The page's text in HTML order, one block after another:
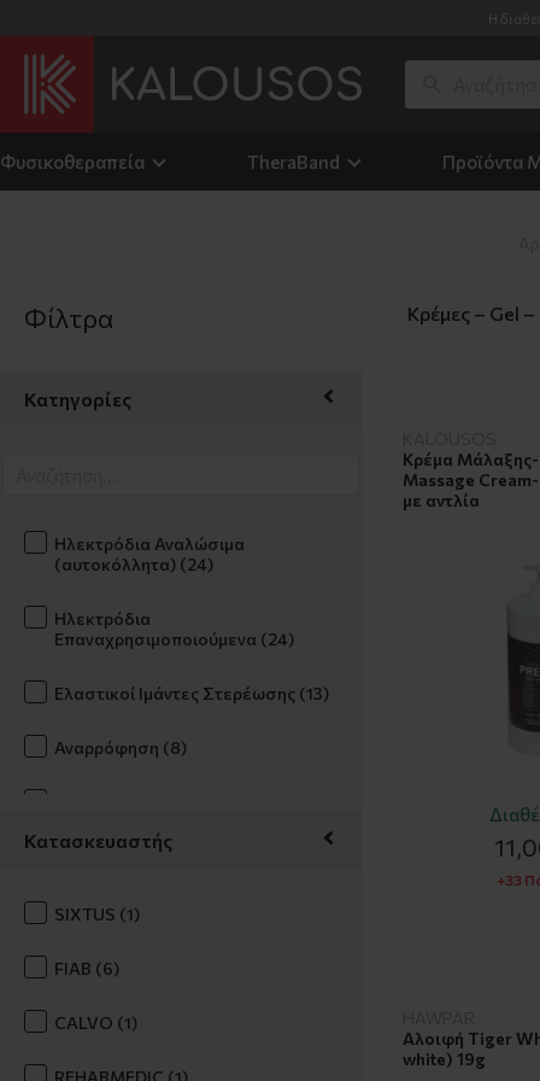
Η
Φυσικοθεραπεία TheraΒand Προϊόντα
Φίλτρα
Κατηγορίες
Ηλεκτρόδια Αναλώσιμα
(αυτοκόλλητα) (24)
Ηλεκτρόδια
Επαναχρησιμοποιούμενα (24)
Ελαστικοί Ιμάντες Στερέωσης (13)
Αναρρόφηση (8)
Κατασκευαστής
SIXTUS (1)
FIAB (6)
CALVO (1)
REHABMEDIC (1)
Κρέμες – Gel
Κρέμα
Massage
με αντλία
+33
Αλοιφή Tiger
white) 19g